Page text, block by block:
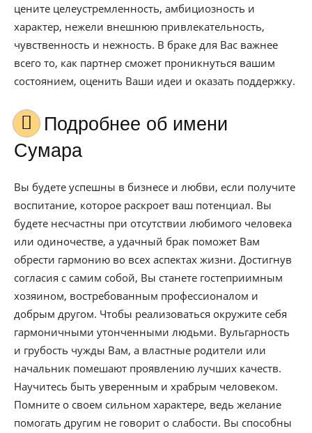
цените целеустремленность, амбициозность и
характер, нежели внешнюю привлекательность,
чувственность и нежность. В браке для Вас важнее
всего то, как партнер сможет проникнуться вашим
состоянием, оценить Ваши идеи и оказать поддержку.
Подробнее об имени
Сумара
Вы будете успешны в бизнесе и любви, если получите
воспитание, которое раскроет ваш потенциал. Вы
будете несчастны при отсутствии любимого человека
или одиночестве, а удачный брак поможет Вам
обрести гармонию во всех аспектах жизни. Достигнув
согласия с самим собой, Вы станете гостеприимным
хозяином, востребованным профессионалом и
добрым другом. Чтобы реализоваться окружите себя
гармоничными утонченными людьми. Вульгарность
и грубость чужды Вам, а властные родители или
начальник помешают проявлению лучших качеств.
Научитесь быть уверенным и храбрым человеком.
Помните о своем сильном характере, ведь желание
помогать другим не говорит о слабости. Вы способны